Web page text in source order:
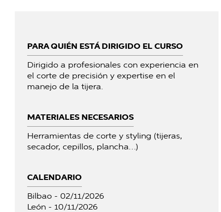
PARA QUIÉN ESTÁ DIRIGIDO EL CURSO
Dirigido a profesionales con experiencia en
el corte de precisión y expertise en el
manejo de la tijera.
MATERIALES NECESARIOS
Herramientas de corte y styling (tijeras,
secador, cepillos, plancha…)
CALENDARIO
Bilbao - 02/11/2026
León - 10/11/2026